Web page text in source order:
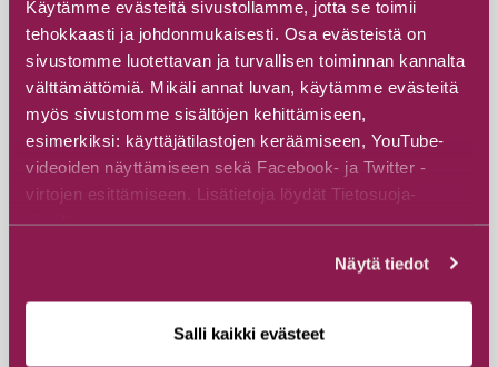
Käytämme evästeitä sivustollamme, jotta se toimii
tehokkaasti ja johdonmukaisesti. Osa evästeistä on
sivustomme luotettavan ja turvallisen toiminnan kannalta
välttämättömiä. Mikäli annat luvan, käytämme evästeitä
myös sivustomme sisältöjen kehittämiseen,
esimerkiksi: käyttäjätilastojen keräämiseen, YouTube-
videoiden näyttämiseen sekä Facebook- ja Twitter -
virtojen esittämiseen. Lisätietoja löydät Tietosuoja-
sivuiltamme.
Näytä tiedot
Salli kaikki evästeet
auringonlaskun aikaan